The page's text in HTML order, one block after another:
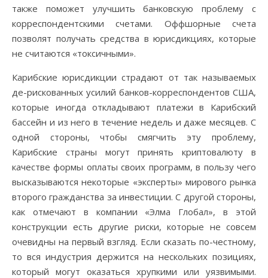
также поможет улучшить банковскую проблему с
корреспондентскими счетами. Оффшорные счета
позволят получать средства в юрисдикциях, которые
не считаются «токсичными».
Карибские юрисдикции страдают от так называемых
де-рискованных усилий банков-корреспондентов США,
которые иногда откладывают платежи в Карибский
бассейн и из него в течение недель и даже месяцев. С
одной стороны, чтобы смягчить эту проблему,
Карибские страны могут принять криптовалюту в
качестве формы оплаты своих программ, в пользу чего
высказываются некоторые «эксперты» мирового рынка
второго гражданства за инвестиции. С другой стороны,
как отмечают в компании «Элма Глобал», в этой
конструкции есть другие риски, которые не совсем
очевидны на первый взгляд. Если сказать по-честному,
то вся индустрия держится на нескольких позициях,
который могут оказаться хрупкими или уязвимыми.